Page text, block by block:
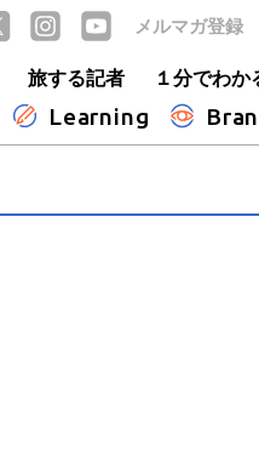
旅する記者 １分でわか
Learning
メルマガ登録